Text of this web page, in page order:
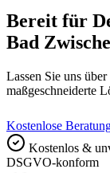
Bereit für
Bad
Lassen Sie uns
maßgeschneiderte
Kostenlose
Kostenlos &
DSGVO-konform